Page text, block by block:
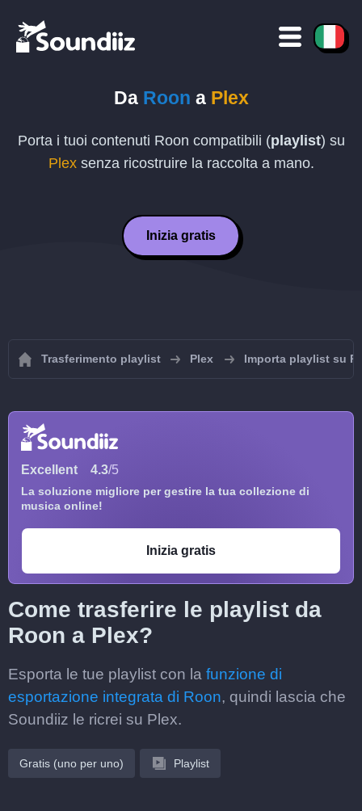
Da Roon a Plex
Porta i tuoi contenuti Roon compatibili (playlist) su
Plexsenza ricostruire la raccolta a mano.
Inizia gratis
Trasferimento playlist Plex Importa playlist su
Excellent 4.3/5
La soluzione migliore per gestire la tua collezione di
musica online!
Inizia gratis
Come trasferire le playlist da
Roon a Plex?
Esporta le tue playlist con la funzione di
esportazione integrata di Roon, quindi lascia che
Soundiiz le ricrei su Plex.
Gratis (uno per uno) Playlist